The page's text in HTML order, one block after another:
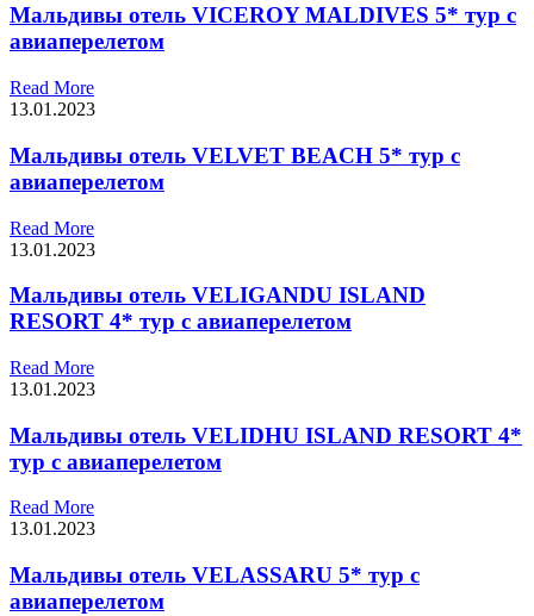
Мальдивы отель VICEROY MALDIVES 5* тур с
авиаперелетом
Read More
13.01.2023
Мальдивы отель VELVET BEACH 5* тур с
авиаперелетом
Read More
13.01.2023
Мальдивы отель VELIGANDU ISLAND
RESORT 4* тур с авиаперелетом
Read More
13.01.2023
Мальдивы отель VELIDHU ISLAND RESORT 4*
тур с авиаперелетом
Read More
13.01.2023
Мальдивы отель VELASSARU 5* тур с
авиаперелетом